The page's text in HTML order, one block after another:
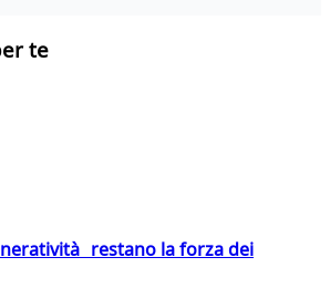
te
restano la forza dei